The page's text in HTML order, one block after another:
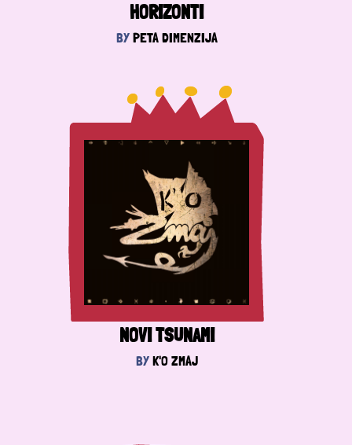
HORIZONTI
BYPETA DIMENZIJA
NOVI TSUNAMI
BYK'O ZMAJ